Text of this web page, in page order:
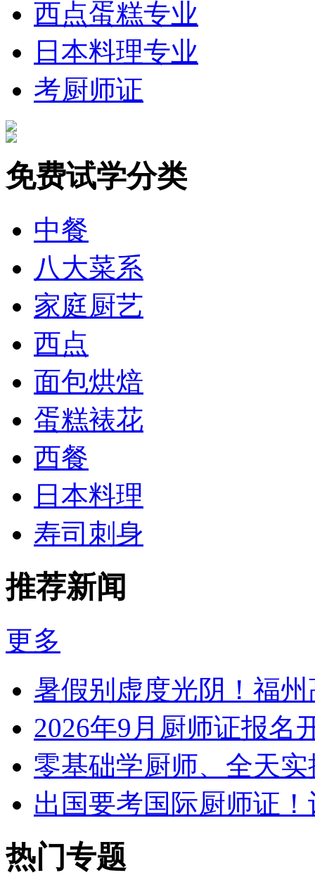
西点蛋糕专业
日本料理专业
考厨师证
免费试学分类
中餐
八大菜系
家庭厨艺
西点
面包烘焙
蛋糕裱花
西餐
日本料理
寿司刺身
推荐新闻
更多
暑假别虚度光阴！福
2026年9月厨师证报名
零基础学厨师、全天
出国要考国际厨师证
热门专题